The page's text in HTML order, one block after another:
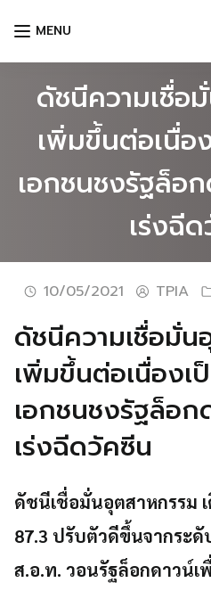
to
content
MENU
Languages:
ดัชนีความเชื่อ
เพิ่มขึ้นต่อเนื่อ
เอกชนชงรัฐล็อ
เร่งฉี
10/05/2021 TPIA
ดัชนีความเชื่อมั่
เพิ่มขึ้นต่อเนื่องเ
เอกชนชงรัฐล็อก
เร่งฉีดวัคซีน
ดัชนีเชื่อมั่นอุตสาหกรรม
87.3 ปรับตัวดีขึ้นจากระดั
ส.อ.ท. วอนรัฐล็อกดาวน์